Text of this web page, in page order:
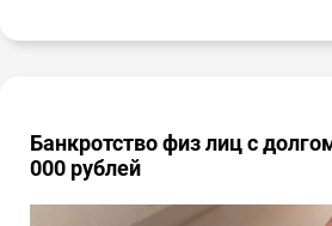
Банкротство физ лиц с
000 рублей